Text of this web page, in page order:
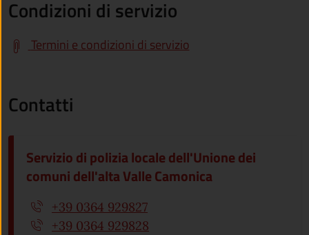
Condizioni di servizio
Termini e condizioni di servizio
Contatti
Servizio di polizia locale dell'Unione dei
comuni dell'alta Valle Camonica
+39 0364 929827
+39 0364 929828